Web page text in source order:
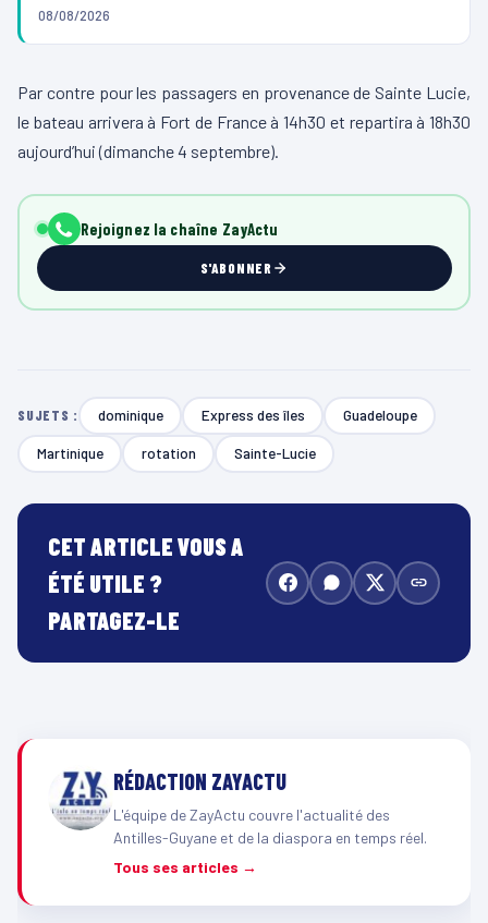
08/08/2026
Par contre pour les passagers en provenance de Sainte Lucie,
le bateau arrivera à Fort de France à 14h30 et repartira à 18h30
aujourd’hui (dimanche 4 septembre).
Rejoignez la chaîne ZayActu
S'ABONNER
SUJETS : dominique Express des îles Guadeloupe
Martinique rotation Sainte-Lucie
CET ARTICLE VOUS A
ÉTÉ UTILE ?
PARTAGEZ-LE
RÉDACTION ZAYACTU
L'équipe de ZayActu couvre l'actualité des
Antilles-Guyane et de la diaspora en temps réel.
Tous ses articles →